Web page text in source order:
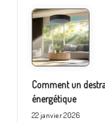
Comment un
énergétique
22 janvier 2026